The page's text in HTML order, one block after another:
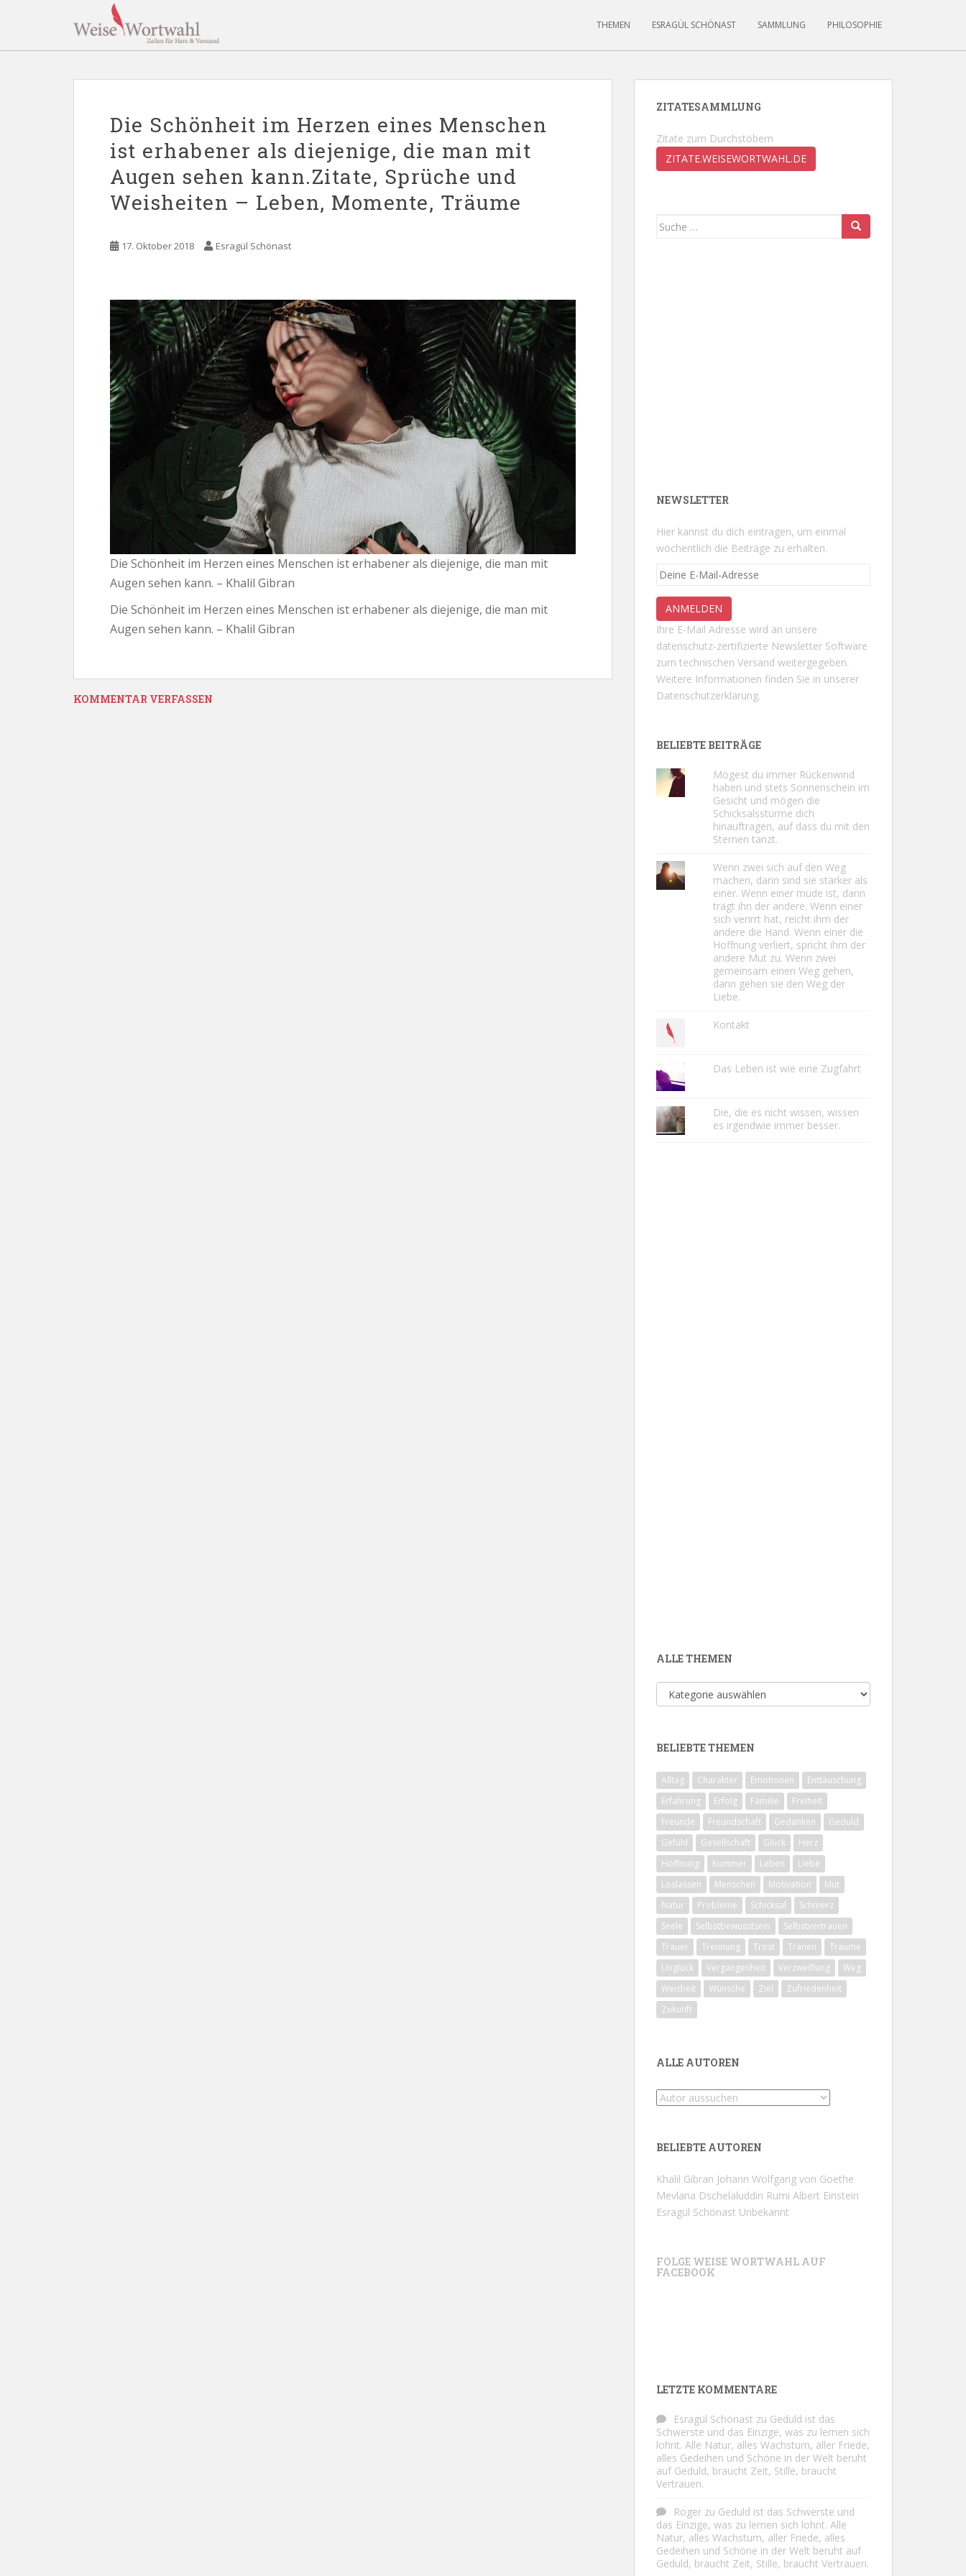
THEMEN ESRAGÜL SCHÖNAST SAMMLUNG PHILOSOPHIE
Die Schönheit im Herzen eines Menschen
ist erhabener als diejenige, die man mit
Augen sehen kann.Zitate, Sprüche und
Weisheiten – Leben, Momente, Träume
17. Oktober 2018 Esragül Schönast
Die Schönheit im Herzen eines Menschen ist erhabener als diejenige, die man mit
Augen sehen kann. – Khalil Gibran
Die Schönheit im Herzen eines Menschen ist erhabener als diejenige, die man mit
Augen sehen kann. – Khalil Gibran
KOMMENTAR VERFASSEN
ZITATESAMMLUNG
Zitate zum Durchstöbern
ZITATE.WEISEWORTWAHL.DE
Suche
NEWSLETTER
Hier kannst du dich eintragen, um einmal
wöchentlich die Beiträge zu erhalten.
Ihre E-Mail Adresse wird an unsere
datenschutz-zertifizierte Newsletter Software
zum technischen Versand weitergegeben.
Weitere Informationen finden Sie in unserer
Datenschutzerklärung.
BELIEBTE BEITRÄGE
Mögest du immer Rückenwind
haben und stets Sonnenschein im
Gesicht und mögen die
Schicksalsstürme dich
hinauftragen, auf dass du mit den
Sternen tanzt.
Wenn zwei sich auf den Weg
machen, dann sind sie stärker als
einer. Wenn einer müde ist, dann
trägt ihn der andere. Wenn einer
sich verirrt hat, reicht ihm der
andere die Hand. Wenn einer die
Hoffnung verliert, spricht ihm der
andere Mut zu. Wenn zwei
gemeinsam einen Weg gehen,
dann gehen sie den Weg der
Liebe.
Kontakt
Das Leben ist wie eine Zugfahrt
Die, die es nicht wissen, wissen
es irgendwie immer besser.
ALLE THEMEN
Alle
Themen
BELIEBTE THEMEN
Alltag Charakter Emotionen
Enttäuschung
Erfahrung
Erfolg Familie
Freiheit
Freunde
Freundschaft Gedanken
Geduld
Gefühl
Gesellschaft Glück
Herz
Hoffnung
Kummer Leben
Liebe
Loslassen
Menschen Motivation
Mut
Natur
Probleme Schicksal
Schmerz
Seele
Selbstbewusstsein
Selbstvertrauen
Trauer
Trennung Trost Tränen
Träume
Unglück
Vergangenheit Verzweiflung
Weg
Weisheit
Wünsche Ziel
Zufriedenheit
Zukunft
ALLE AUTOREN
BELIEBTE AUTOREN
Khalil Gibran Johann Wolfgang von Goethe
Mevlana Dschelaluddin Rumi Albert Einstein
Esragül Schönast Unbekannt
FOLGE WEISE WORTWAHL AUF
FACEBOOK
LETZTE KOMMENTARE
Esragül Schönast zu Geduld ist das
Schwerste und das Einzige, was zu lernen sich
lohnt. Alle Natur, alles Wachstum, aller Friede,
alles Gedeihen und Schöne in der Welt beruht
auf Geduld, braucht Zeit, Stille, braucht
Vertrauen.
Roger zu Geduld ist das Schwerste und
das Einzige, was zu lernen sich lohnt. Alle
Natur, alles Wachstum, aller Friede, alles
Gedeihen und Schöne in der Welt beruht auf
Geduld, braucht Zeit, Stille, braucht Vertrauen.